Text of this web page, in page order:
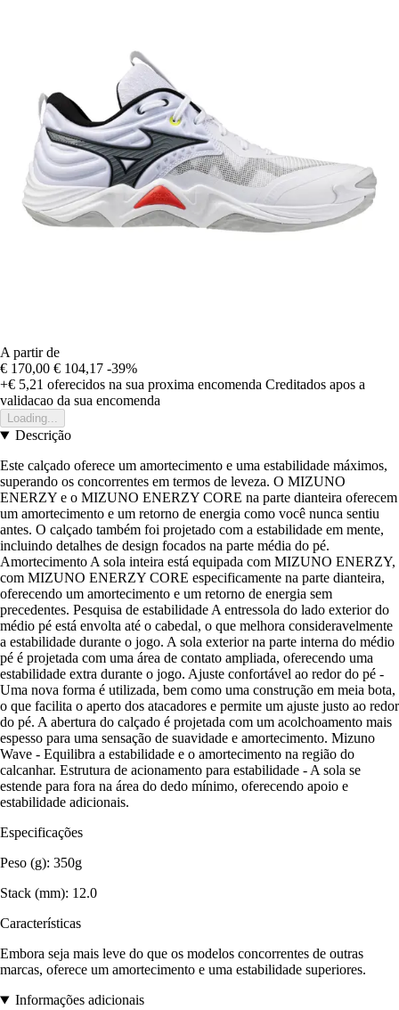
A partir de
€ 170,00 € 104,17 -39%
+€ 5,21 oferecidos na sua proxima encomenda Creditados apos a
validacao da sua encomenda
Loading...
Descrição
Este calçado oferece um amortecimento e uma estabilidade máximos,
superando os concorrentes em termos de leveza. O MIZUNO
ENERZY e o MIZUNO ENERZY CORE na parte dianteira oferecem
um amortecimento e um retorno de energia como você nunca sentiu
antes. O calçado também foi projetado com a estabilidade em mente,
incluindo detalhes de design focados na parte média do pé.
Amortecimento A sola inteira está equipada com MIZUNO ENERZY,
com MIZUNO ENERZY CORE especificamente na parte dianteira,
oferecendo um amortecimento e um retorno de energia sem
precedentes. Pesquisa de estabilidade A entressola do lado exterior do
médio pé está envolta até o cabedal, o que melhora consideravelmente
a estabilidade durante o jogo. A sola exterior na parte interna do médio
pé é projetada com uma área de contato ampliada, oferecendo uma
estabilidade extra durante o jogo. Ajuste confortável ao redor do pé -
Uma nova forma é utilizada, bem como uma construção em meia bota,
o que facilita o aperto dos atacadores e permite um ajuste justo ao redor
do pé. A abertura do calçado é projetada com um acolchoamento mais
espesso para uma sensação de suavidade e amortecimento. Mizuno
Wave - Equilibra a estabilidade e o amortecimento na região do
calcanhar. Estrutura de acionamento para estabilidade - A sola se
estende para fora na área do dedo mínimo, oferecendo apoio e
estabilidade adicionais.
Especificações
Peso (g): 350g
Stack (mm): 12.0
Características
Embora seja mais leve do que os modelos concorrentes de outras
marcas, oferece um amortecimento e uma estabilidade superiores.
Informações adicionais